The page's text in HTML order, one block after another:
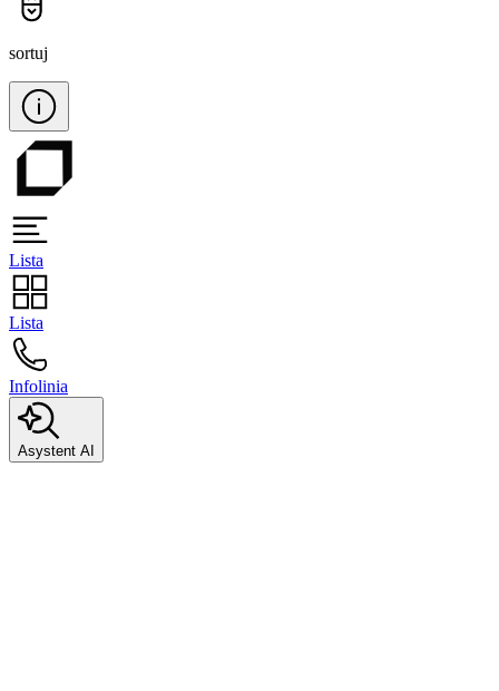
sortuj
Lista
Lista
Infolinia
Asystent AI